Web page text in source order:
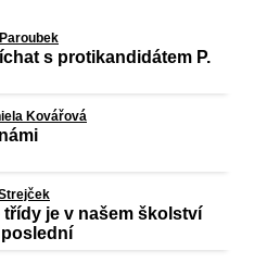
s protikandidátem P.
Kovářová
je v našem školství